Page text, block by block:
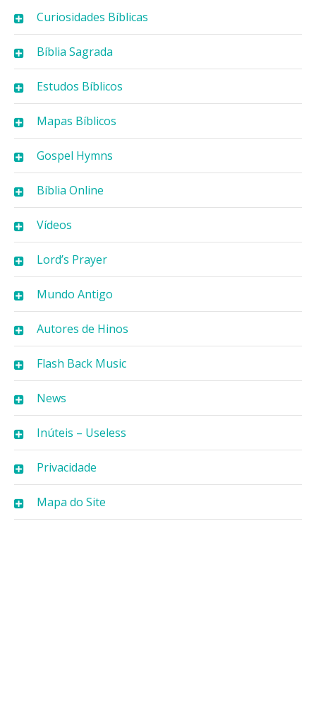
Curiosidades Bíblicas
Bíblia Sagrada
Estudos Bíblicos
Mapas Bíblicos
Gospel Hymns
Bíblia Online
Vídeos
Lord’s Prayer
Mundo Antigo
Autores de Hinos
Flash Back Music
News
Inúteis – Useless
Privacidade
Mapa do Site